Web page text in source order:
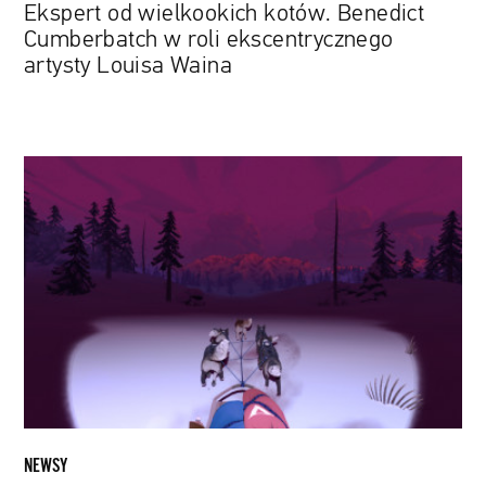
Ekspert od wielkookich kotów. Benedict
Cumberbatch w roli ekscentrycznego
artysty Louisa Waina
Gry,
w
których
Twórcy
uspokajają
graczy
iNEWSY